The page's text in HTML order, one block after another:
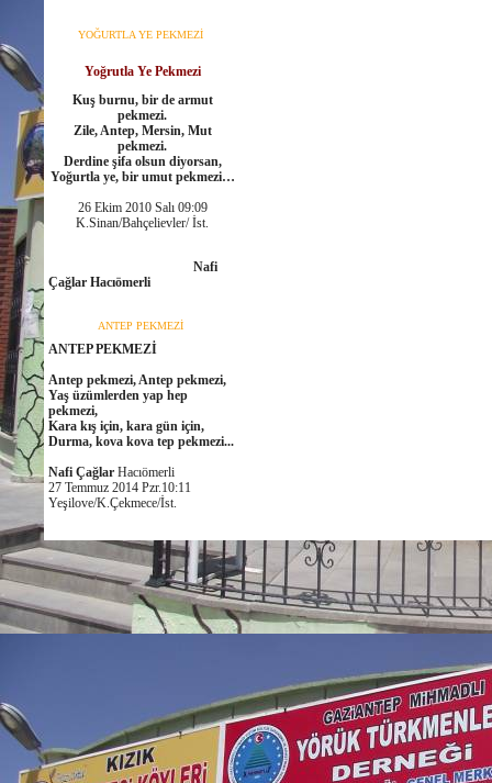
YOĞURTLA YE PEKMEZİ
Yoğrutla Ye Pekmezi
Kuş burnu, bir de armut
pekmezi.
Zile, Antep, Mersin, Mut
pekmezi.
Derdine şifa olsun diyorsan,
Yoğurtla ye, bir umut pekmezi…
26 Ekim 2010 Salı 09:09
K.Sinan/Bahçelievler/ İst.
Nafi
Çağlar Hacıömerli
ANTEP PEKMEZİ
ANTEP PEKMEZİ
Antep pekmezi, Antep pekmezi,
Yaş üzümlerden yap hep
pekmezi,
Kara kış için, kara gün için,
Durma, kova kova tep pekmezi...
Nafi Çağlar Hacıömerli
27 Temmuz 2014 Pzr.10:11
Yeşilove/K.Çekmece/İst.